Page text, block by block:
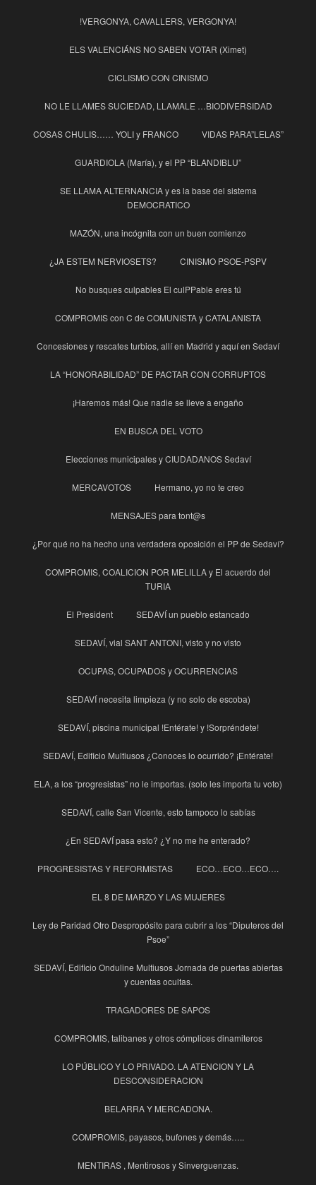
!VERGONYA, CAVALLERS, VERGONYA!
ELS VALENCIÁNS NO SABEN VOTAR (Ximet)
CICLISMO CON CINISMO
NO LE LLAMES SUCIEDAD, LLAMALE …BIODIVERSIDAD
COSAS CHULIS…… YOLI y FRANCO VIDAS PARA”LELAS”
GUARDIOLA (María), y el PP “BLANDIBLU”
SE LLAMA ALTERNANCIA y es la base del sistema
DEMOCRATICO
MAZÓN, una incógnita con un buen comienzo
¿JA ESTEM NERVIOSETS? CINISMO PSOE-PSPV
No busques culpables El culPPable eres tú
COMPROMIS con C de COMUNISTA y CATALANISTA
Concesiones y rescates turbios, allí en Madrid y aquí en Sedaví
LA “HONORABILIDAD” DE PACTAR CON CORRUPTOS
¡Haremos más! Que nadie se lleve a engaño
EN BUSCA DEL VOTO
Elecciones municipales y CIUDADANOS Sedaví
MERCAVOTOS Hermano, yo no te creo
MENSAJES para tont@s
¿Por qué no ha hecho una verdadera oposición el PP de Sedaví?
COMPROMIS, COALICION POR MELILLA y El acuerdo del
TURIA
El President SEDAVÍ un pueblo estancado
SEDAVÍ, vial SANT ANTONI, visto y no visto
OCUPAS, OCUPADOS y OCURRENCIAS
SEDAVÍ necesita limpieza (y no solo de escoba)
SEDAVÍ, piscina municipal !Entérate! y !Sorpréndete!
SEDAVÍ, Edificio Multiusos ¿Conoces lo ocurrido? ¡Entérate!
ELA, a los “progresistas” no le importas. (solo les importa tu voto)
SEDAVÍ, calle San Vicente, esto tampoco lo sabías
¿En SEDAVÍ pasa esto? ¿Y no me he enterado?
PROGRESISTAS Y REFORMISTAS ECO…ECO…ECO….
EL 8 DE MARZO Y LAS MUJERES
Ley de Paridad Otro Despropósito para cubrir a los “Diputeros del
Psoe”
SEDAVÍ, Edificio Onduline Multiusos Jornada de puertas abiertas
y cuentas ocultas.
TRAGADORES DE SAPOS
COMPROMIS, talibanes y otros cómplices dinamiteros
LO PÚBLICO Y LO PRIVADO. LA ATENCION Y LA
DESCONSIDERACION
BELARRA Y MERCADONA.
COMPROMIS, payasos, bufones y demás…..
MENTIRAS , Mentirosos y Sinverguenzas.